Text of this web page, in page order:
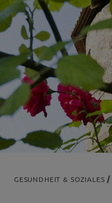
GESUNDHEIT & SOZIALES